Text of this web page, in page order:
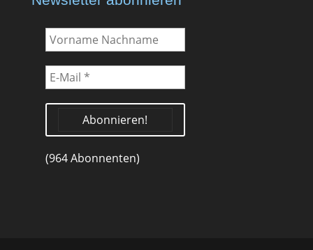
Vorname
Nachname
E-
Mail
(964 Abonnenten)